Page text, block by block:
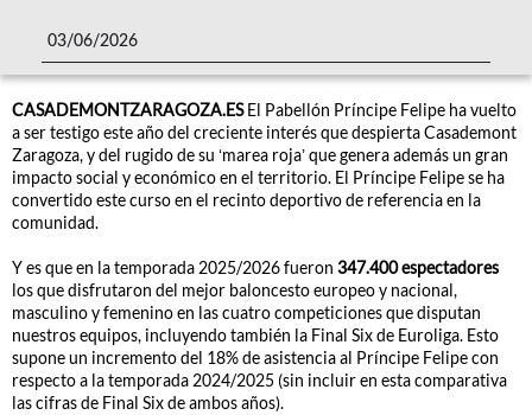
03/06/2026
CASADEMONTZARAGOZA.ESEl Pabellón Príncipe Felipe ha vuelto
a ser testigo este año del creciente interés que despierta Casademont
Zaragoza, y del rugido de su ‘marea roja’ que genera además un gran
impacto social y económico en el territorio. El Príncipe Felipe se ha
convertido este curso en el recinto deportivo de referencia en la
comunidad.
Y es que en la temporada 2025/2026 fueron 347.400 espectadores
los que disfrutaron del mejor baloncesto europeo y nacional,
masculino y femenino en las cuatro competiciones que disputan
nuestros equipos, incluyendo también la Final Six de Euroliga. Esto
supone un incremento del 18% de asistencia al Príncipe Felipe con
respecto a la temporada 2024/2025 (sin incluir en esta comparativa
las cifras de Final Six de ambos años).